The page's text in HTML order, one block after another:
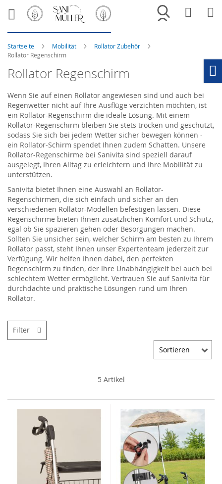
Merkliste
Startseite Mobilität
Rollator Zubehör
Rollator Regenschirm
Rollator Regenschirm
Wenn Sie auf einen Rollator angewiesen sind und auch bei
Regenwetter nicht auf Ihre Ausflüge verzichten möchten, ist
ein Rollator-Regenschirm die ideale Lösung. Mit einem
Rollator-Regenschirm bleiben Sie stets trocken und geschützt,
sodass Sie sich bei jedem Wetter sicher bewegen können -
ein Rollator-Schirm spendet Ihnen zudem Schatten. Unsere
Rollator-Regenschirme bei Sanivita sind speziell darauf
ausgelegt, Ihren Alltag zu erleichtern und Ihre Mobilität zu
unterstützen.
Sanivita bietet Ihnen eine Auswahl an Rollator-
Regenschirmen, die sich einfach und sicher an den
verschiedenen Rollator-Modellen befestigen lassen. Diese
Regenschirme bieten Ihnen zusätzlichen Komfort und Schutz,
egal ob Sie spazieren gehen oder Besorgungen machen.
Sollten Sie unsicher sein, welcher Schirm am besten zu Ihrem
Rollator passt, steht Ihnen unser Expertenteam jederzeit zur
Verfügung. Wir helfen Ihnen dabei, den perfekten
Regenschirm zu finden, der Ihre Unabhängigkeit bei auch bei
schlechtem Wetter ermöglicht. Vertrauen Sie auf Sanivita für
durchdachte und praktische Lösungen rund um Ihren
Rollator.
5Artikel
Filter